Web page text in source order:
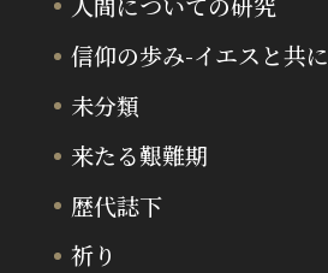
信仰の歩み-イエスと共に
未分類
来たる艱難期
歴代誌下
祈り